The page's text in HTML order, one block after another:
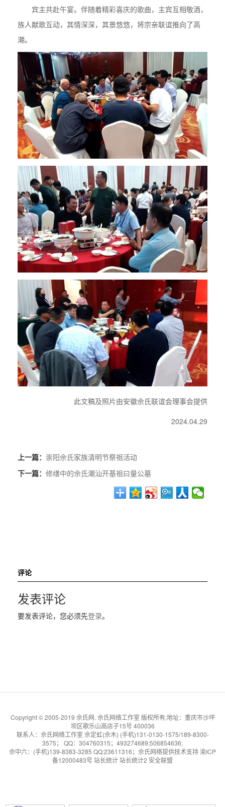
宾主共赴午宴。伴随着精彩喜庆的歌曲，主宾互相敬酒，
族人献歌互动，其情深深，其景悠悠，将宗亲联谊推向了高
潮。
此文稿及照片由安徽佘氏联谊会理事会提供
2024.04.29
上一篇： 崇阳佘氏家族清明节祭祖活动
下一篇： 修缮中的佘氏潮汕开基祖曰量公墓
评论
发表评论
要发表评论，您必须先登录。
Copyright © 2005-2019 佘氏网. 佘氏网络工作室 版权所有;地址：重庆市沙坪
坝区歌乐山高店子15号 400036
联系人：佘氏网络工作室 佘定虹(佘木) (手机)131-0130-1575/189-8300-
3575； QQ：304760315；493274689;506854636;
佘中六：(手机)139-8383-3285 QQ:23611316； 佘氏网络提供技术支持渝ICP
备12000483号 站长统计站长统计2 安全联盟